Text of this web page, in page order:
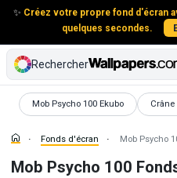
✨ Créez votre propre fond d'écran
quelques secondes.
Rechercher
Mob Psycho 100 Ekubo
Fonds d'écran Crâne
Fonds d'écran Mob Psycho
Mob Psycho 100